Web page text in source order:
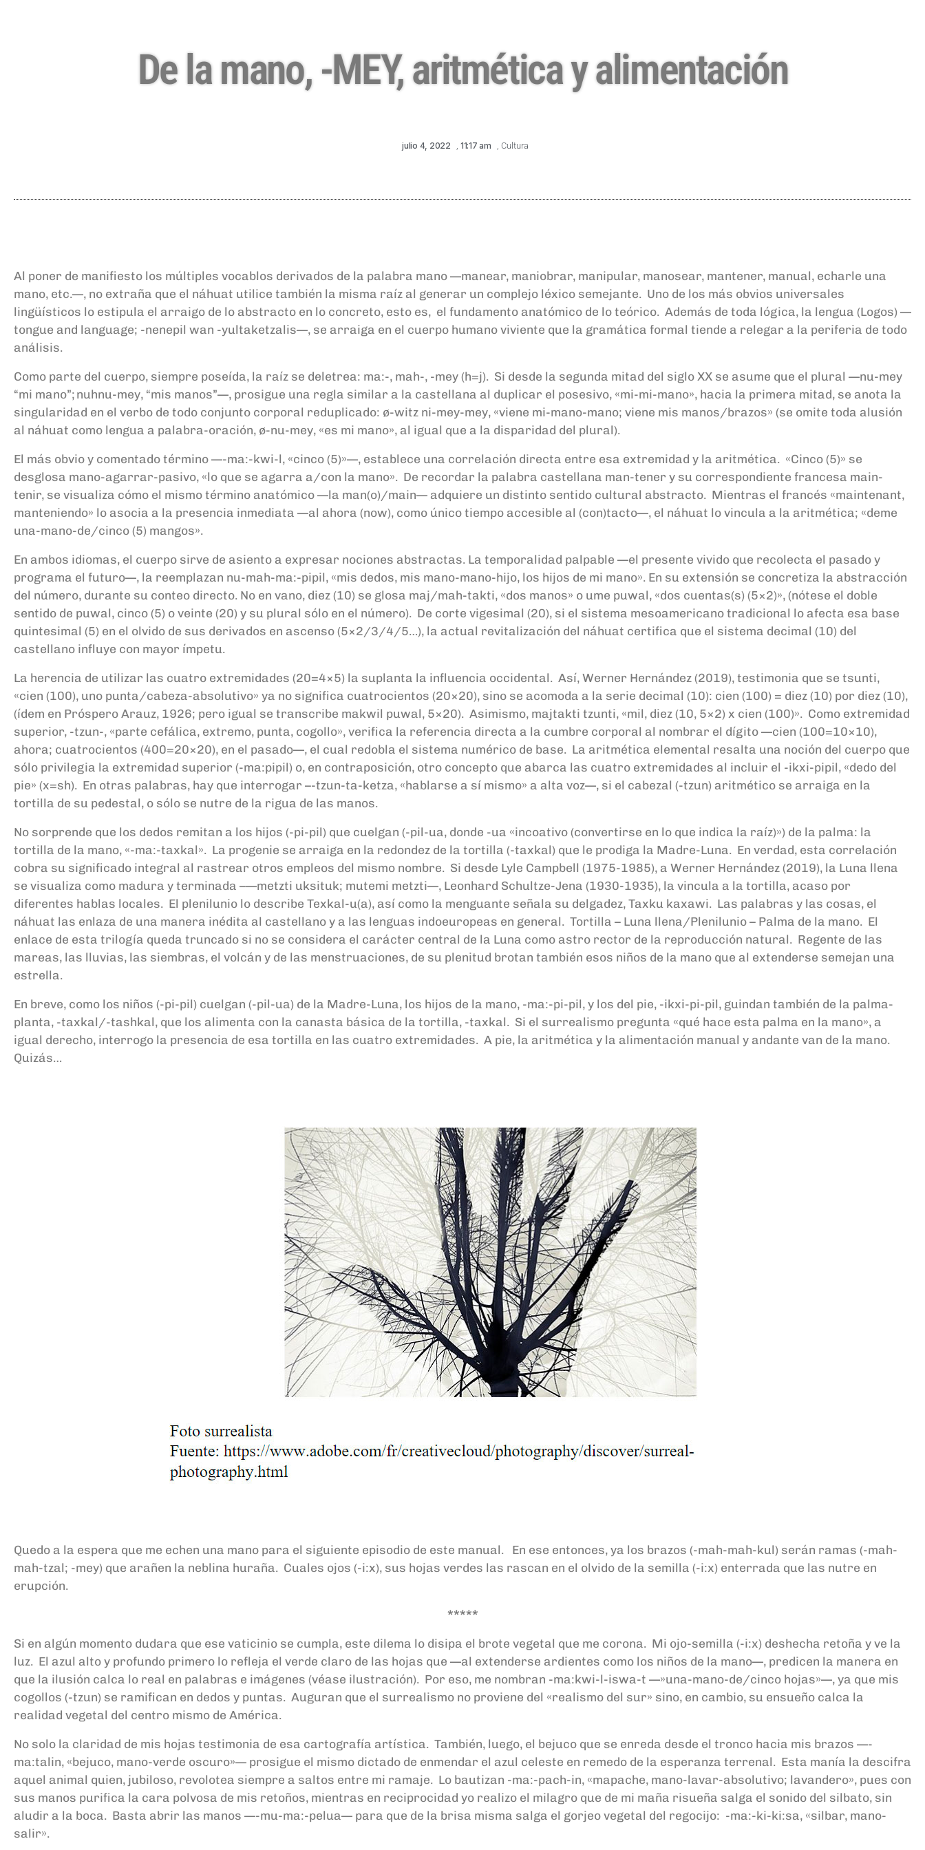
De la mano, -MEY, aritmética y alimentación
julio 4, 2022 , 11:17 am , Cultura
Al poner de manifiesto los múltiples vocablos derivados de la palabra mano —manear, maniobrar, manipular, manosear, mantener, manual, echarle una
mano, etc.—, no extraña que el náhuat utilice también la misma raíz al generar un complejo léxico semejante. Uno de los más obvios universales
lingüísticos lo estipula el arraigo de lo abstracto en lo concreto, esto es, el fundamento anatómico de lo teórico. Además de toda lógica, la lengua (Logos) —
tongue and language; -nenepil wan -yultaketzalis—, se arraiga en el cuerpo humano viviente que la gramática formal tiende a relegar a la periferia de todo
análisis.
Como parte del cuerpo, siempre poseída, la raíz se deletrea: ma:-, mah-, -mey (h=j). Si desde la segunda mitad del siglo XX se asume que el plural —nu-mey
“mi mano”; nuhnu-mey, “mis manos”—, prosigue una regla similar a la castellana al duplicar el posesivo, «mi-mi-mano», hacia la primera mitad, se anota la
singularidad en el verbo de todo conjunto corporal reduplicado: ø-witz ni-mey-mey, «viene mi-mano-mano; viene mis manos/brazos» (se omite toda alusión
al náhuat como lengua a palabra-oración, ø-nu-mey, «es mi mano», al igual que a la disparidad del plural).
El más obvio y comentado término —-ma:-kwi-l, «cinco (5)»—, establece una correlación directa entre esa extremidad y la aritmética. «Cinco (5)» se
desglosa mano-agarrar-pasivo, «lo que se agarra a/con la mano». De recordar la palabra castellana man-tener y su correspondiente francesa main-
tenir, se visualiza cómo el mismo término anatómico —la man(o)/main— adquiere un distinto sentido cultural abstracto. Mientras el francés «maintenant,
manteniendo» lo asocia a la presencia inmediata —al ahora (now), como único tiempo accesible al (con)tacto—, el náhuat lo vincula a la aritmética; «deme
una-mano-de/cinco (5) mangos».
En ambos idiomas, el cuerpo sirve de asiento a expresar nociones abstractas. La temporalidad palpable —el presente vivido que recolecta el pasado y
programa el futuro—, la reemplazan nu-mah-ma:-pipil, «mis dedos, mis mano-mano-hijo, los hijos de mi mano». En su extensión se concretiza la abstracción
del número, durante su conteo directo. No en vano, diez (10) se glosa maj/mah-takti, «dos manos» o ume puwal, «dos cuentas(s) (5×2)», (nótese el doble
sentido de puwal, cinco (5) o veinte (20) y su plural sólo en el número). De corte vigesimal (20), si el sistema mesoamericano tradicional lo afecta esa base
quintesimal (5) en el olvido de sus derivados en ascenso (5×2/3/4/5…), la actual revitalización del náhuat certifica que el sistema decimal (10) del
castellano influye con mayor ímpetu.
La herencia de utilizar las cuatro extremidades (20=4×5) la suplanta la influencia occidental. Así, Werner Hernández (2019), testimonia que se tsunti,
«cien (100), uno punta/cabeza-absolutivo» ya no significa cuatrocientos (20×20), sino se acomoda a la serie decimal (10): cien (100) = diez (10) por diez (10),
(ídem en Próspero Arauz, 1926; pero igual se transcribe makwil puwal, 5×20). Asimismo, majtakti tzunti, «mil, diez (10, 5×2) x cien (100)». Como extremidad
superior, -tzun-, «parte cefálica, extremo, punta, cogollo», verifica la referencia directa a la cumbre corporal al nombrar el dígito —cien (100=10×10),
ahora; cuatrocientos (400=20×20), en el pasado—, el cual redobla el sistema numérico de base. La aritmética elemental resalta una noción del cuerpo que
sólo privilegia la extremidad superior (-ma:pipil) o, en contraposición, otro concepto que abarca las cuatro extremidades al incluir el -ikxi-pipil, «dedo del
pie» (x=sh). En otras palabras, hay que interrogar –-tzun-ta-ketza, «hablarse a sí mismo» a alta voz—, si el cabezal (-tzun) aritmético se arraiga en la
tortilla de su pedestal, o sólo se nutre de la rigua de las manos.
No sorprende que los dedos remitan a los hijos (-pi-pil) que cuelgan (-pil-ua, donde -ua «incoativo (convertirse en lo que indica la raíz)») de la palma: la
tortilla de la mano, «-ma:-taxkal». La progenie se arraiga en la redondez de la tortilla (-taxkal) que le prodiga la Madre-Luna. En verdad, esta correlación
cobra su significado integral al rastrear otros empleos del mismo nombre. Si desde Lyle Campbell (1975-1985), a Werner Hernández (2019), la Luna llena
se visualiza como madura y terminada –—metzti uksituk; mutemi metzti—, Leonhard Schultze-Jena (1930-1935), la vincula a la tortilla, acaso por
diferentes hablas locales. El plenilunio lo describe Texkal-u(a), así como la menguante señala su delgadez, Taxku kaxawi. Las palabras y las cosas, el
náhuat las enlaza de una manera inédita al castellano y a las lenguas indoeuropeas en general. Tortilla – Luna llena/Plenilunio – Palma de la mano. El
enlace de esta trilogía queda truncado si no se considera el carácter central de la Luna como astro rector de la reproducción natural. Regente de las
mareas, las lluvias, las siembras, el volcán y de las menstruaciones, de su plenitud brotan también esos niños de la mano que al extenderse semejan una
estrella.
En breve, como los niños (-pi-pil) cuelgan (-pil-ua) de la Madre-Luna, los hijos de la mano, -ma:-pi-pil, y los del pie, -ikxi-pi-pil, guindan también de la palma-
planta, -taxkal/-tashkal, que los alimenta con la canasta básica de la tortilla, -taxkal. Si el surrealismo pregunta «qué hace esta palma en la mano», a
igual derecho, interrogo la presencia de esa tortilla en las cuatro extremidades. A pie, la aritmética y la alimentación manual y andante van de la mano.
Quizás…
Quedo a la espera que me echen una mano para el siguiente episodio de este manual. En ese entonces, ya los brazos (-mah-mah-kul) serán ramas (-mah-
mah-tzal; -mey) que arañen la neblina huraña. Cuales ojos (-i:x), sus hojas verdes las rascan en el olvido de la semilla (-i:x) enterrada que las nutre en
erupción.
*****
Si en algún momento dudara que ese vaticinio se cumpla, este dilema lo disipa el brote vegetal que me corona. Mi ojo-semilla (-i:x) deshecha retoña y ve la
luz. El azul alto y profundo primero lo refleja el verde claro de las hojas que —al extenderse ardientes como los niños de la mano—, predicen la manera en
que la ilusión calca lo real en palabras e imágenes (véase ilustración). Por eso, me nombran -ma:kwi-l-iswa-t —»una-mano-de/cinco hojas»—, ya que mis
cogollos (-tzun) se ramifican en dedos y puntas. Auguran que el surrealismo no proviene del «realismo del sur» sino, en cambio, su ensueño calca la
realidad vegetal del centro mismo de América.
No solo la claridad de mis hojas testimonia de esa cartografía artística. También, luego, el bejuco que se enreda desde el tronco hacia mis brazos —-
ma:talin, «bejuco, mano-verde oscuro»— prosigue el mismo dictado de enmendar el azul celeste en remedo de la esperanza terrenal. Esta manía la descifra
aquel animal quien, jubiloso, revolotea siempre a saltos entre mi ramaje. Lo bautizan -ma:-pach-in, «mapache, mano-lavar-absolutivo; lavandero», pues con
sus manos purifica la cara polvosa de mis retoños, mientras en reciprocidad yo realizo el milagro que de mi maña risueña salga el sonido del silbato, sin
aludir a la boca. Basta abrir las manos —-mu-ma:-pelua— para que de la brisa misma salga el gorjeo vegetal del regocijo: -ma:-ki-ki:sa, «silbar, mano-
salir».